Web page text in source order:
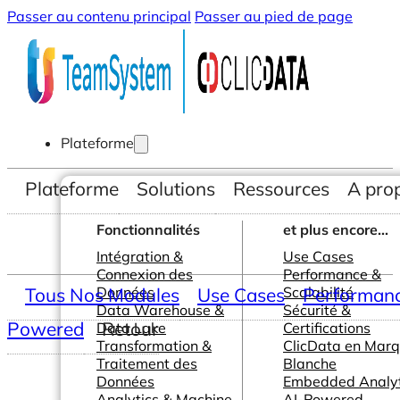
Passer au contenu principal Passer au pied de page
Plateforme
Fonctionnalités
Intégration &
Connexion des
Données
Data Warehouse &
Data Lake
Transformation &
Traitement des
Données
et plus encore...
Use Cases
Performance &
Scalabilité
Sécurité &
Certifications
ClicData en
Blanche
Embedded
Plateforme Solutions Ressources A
Tous Nos Modules Use Cases
Powered
Retour